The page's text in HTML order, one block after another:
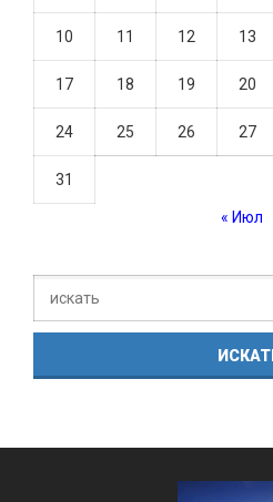
10 11 12 13
17 18 19 20
24 25 26 27
31
« Июл